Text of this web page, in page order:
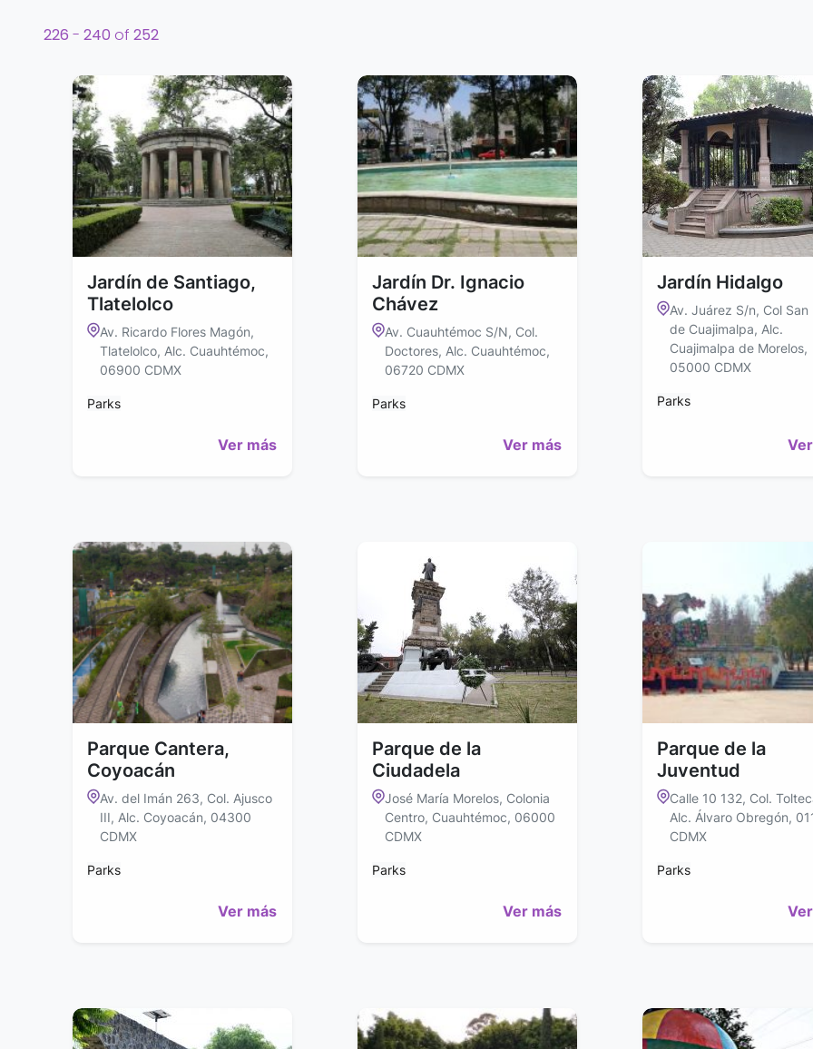
226 - 240 of 252
Jardín de Santiago,
Tlatelolco
Av. Ricardo Flores Magón,
Tlatelolco, Alc. Cuauhtémoc,
06900 CDMX
Parks
Ver más
Jardín Dr. Ignacio
Chávez
Av. Cuauhtémoc S/N, Col.
Doctores, Alc. Cuauhtémoc,
06720 CDMX
Parks
Ver más
Jardín Hidalgo
Av. Juárez S/n, Col San
de Cuajimalpa, Alc.
Cuajimalpa de Morelos,
05000 CDMX
Parks
Parque Cantera,
Coyoacán
Av. del Imán 263, Col. Ajusco
III, Alc. Coyoacán, 04300
CDMX
Parks
Ver más
Parque de la
Ciudadela
José María Morelos, Colonia
Centro, Cuauhtémoc, 06000
CDMX
Parks
Ver más
Parque de la
Juventud
Calle 10 132, Col.
Alc. Álvaro Obregón,
CDMX
Parks